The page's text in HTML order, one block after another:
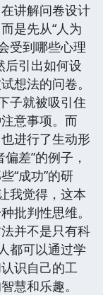
讲解问卷设计
是先从“人为
受到哪些心理
后引出如何设
想法的问卷。
子就被吸引住
意事项。而
进行了生动形
差”的例子，
“成功”的研
我觉得，这本
批判性思维。
并不是只有科
都可以通过学
识自己的工
慧和乐趣。